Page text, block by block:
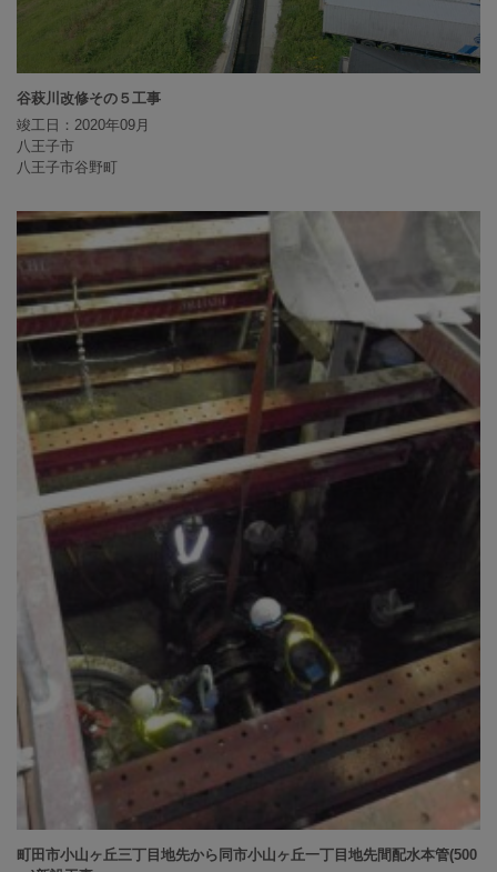
谷萩川改修その５工事
竣工日：2020年09月
八王子市
八王子市谷野町
町田市小山ヶ丘三丁目地先から同市小山ヶ丘一丁目地先間配水本管(500